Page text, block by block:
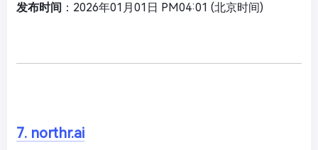
发布时间 ：2026年01月01日 PM04:01 (北京时间)
7. northr.ai